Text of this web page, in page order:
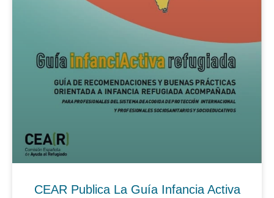
CEAR Publica La Guía Infancia Activa